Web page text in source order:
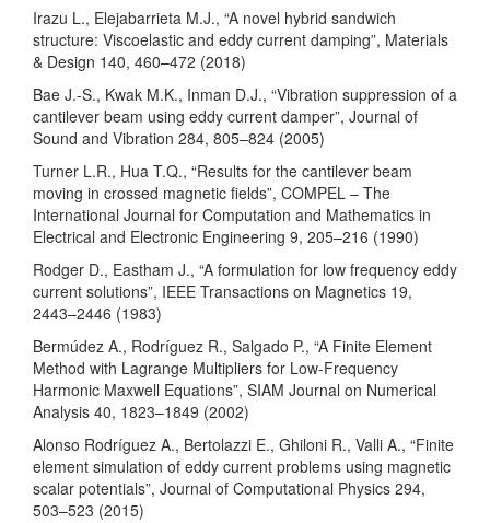
Irazu L., Elejabarrieta M.J., “A novel hybrid sandwich
structure: Viscoelastic and eddy current damping”, Materials
& Design 140, 460–472 (2018)
Bae J.-S., Kwak M.K., Inman D.J., “Vibration suppression of a
cantilever beam using eddy current damper”, Journal of
Sound and Vibration 284, 805–824 (2005)
Turner L.R., Hua T.Q., “Results for the cantilever beam
moving in crossed magnetic fields”, COMPEL – The
International Journal for Computation and Mathematics in
Electrical and Electronic Engineering 9, 205–216 (1990)
Rodger D., Eastham J., “A formulation for low frequency eddy
current solutions”, IEEE Transactions on Magnetics 19,
2443–2446 (1983)
Bermúdez A., Rodríguez R., Salgado P., “A Finite Element
Method with Lagrange Multipliers for Low-Frequency
Harmonic Maxwell Equations”, SIAM Journal on Numerical
Analysis 40, 1823–1849 (2002)
Alonso Rodríguez A., Bertolazzi E., Ghiloni R., Valli A., “Finite
element simulation of eddy current problems using magnetic
scalar potentials”, Journal of Computational Physics 294,
503–523 (2015)